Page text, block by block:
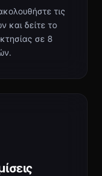
τις
και δείτε το
σε 8